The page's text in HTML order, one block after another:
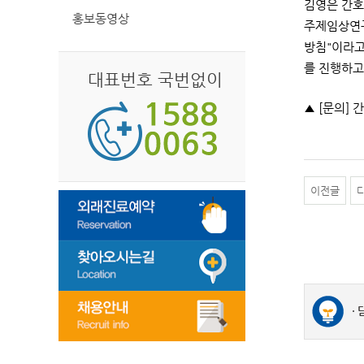
홍보동영상
대표번호 국번없이
김영은 간
주제임상
방침"이라
를 진행하
▲ [문의]
이전글